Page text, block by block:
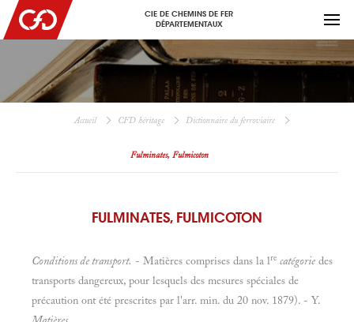
CIE DE CHEMINS DE FER
DÉPARTEMENTAUX
Accueil CFD héritage Dictionnaire du ferroviaire
Fulminates, Fulmicoton
FULMINATES, FULMICOTON
Conditions de transport. - Matières comprises dans la lre catégorie des
transports dangereux, pour lesquels des mesures spéciales de
précaution ont été prescrites par l'arr. min. du 20 nov. 1879). - Y.